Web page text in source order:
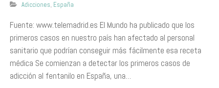
Adicciones, España
Fuente: www.telemadrid.es El Mundo ha publicado que los
primeros casos en nuestro país han afectado al personal
sanitario que podrían conseguir más fácilmente esa receta
médica Se comienzan a detectar los primeros casos de
adicción al fentanilo en España, una…